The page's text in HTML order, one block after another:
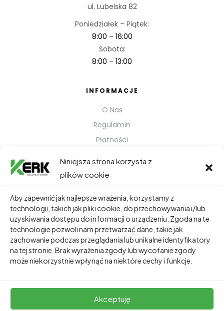
Niniejsza strona korzysta z
plików cookie
Aby zapewnić jak najlepsze wrażenia, korzystamy z
technologii, takich jak pliki cookie, do przechowywania i/lub
uzyskiwania dostępu do informacji o urządzeniu. Zgoda na te
technologie pozwoli nam przetwarzać dane, takie jak
zachowanie podczas przeglądania lub unikalne identyfikatory
na tej stronie. Brak wyrażenia zgody lub wycofanie zgody
może niekorzystnie wpłynąć na niektóre cechy i funkcje.
Akceptuję
ul. Lubelska 82
Poniedziałek – Piątek:
8:00 – 16:00
Sobota:
8:00 – 13:00
INFORMACJE
O Nas
Regulamin
Płatności
Kontakt
TWOJE KONTO
Dane Osobowe
Zamówienia
Adresy